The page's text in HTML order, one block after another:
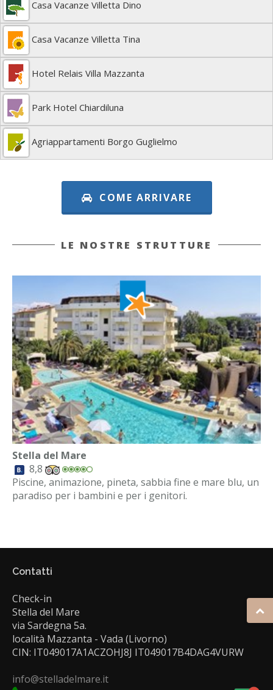
Casa Vacanze Villetta Dino
Casa Vacanze Villetta Tina
Hotel Relais Villa Mazzanta
Park Hotel Chiardiluna
Agriappartamenti Borgo Guglielmo
COME ARRIVARE
LE NOSTRE STRUTTURE
Stella del Mare
8,8
Piscine, animazione, pineta, sabbia fine e mare blu, un
paradiso per i bambini e per i genitori.
Contatti
Check-in
Stella del Mare
via Sardegna 5a.
località Mazzanta - Vada (Livorno)
CIN: IT049017A1ACZOHJ8J IT049017B4DAG4VURW
info@stelladelmare.it